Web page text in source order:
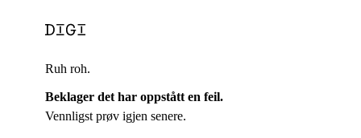
Ruh roh.
Beklager det har oppstått en feil.
Vennligst prøv igjen senere.